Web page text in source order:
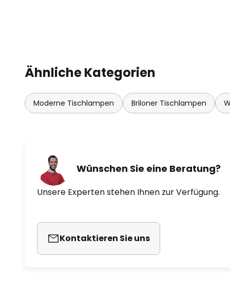
Ähnliche Kategorien
Moderne Tischlampen Briloner Tischlampen
Wünschen Sie eine Beratung?
Unsere Experten stehen Ihnen zur Verfügung.
Kontaktieren Sie uns